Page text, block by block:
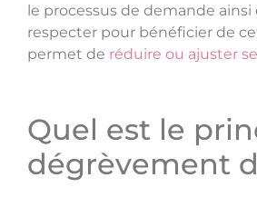
le processus de demande ainsi
respecter pour bénéficier de
permet de réduire ou ajuster
Quel est le
dégrèvement